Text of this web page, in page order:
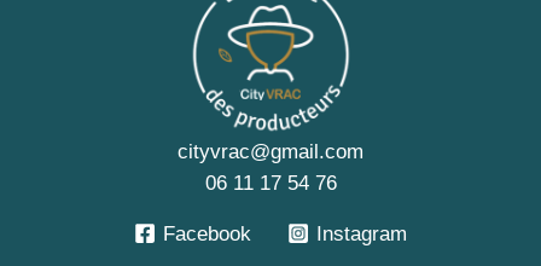
cityvrac@gmail.com
06 11 17 54 76
Facebook Instagram